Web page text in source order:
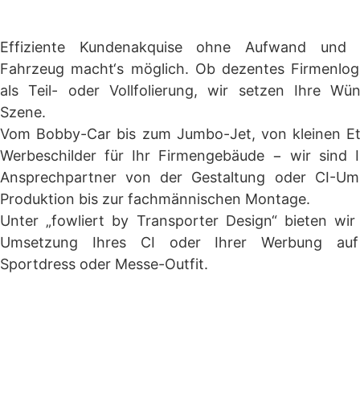
Effiziente Kundenakquise ohne Aufwand und
Fahrzeug macht‘s möglich. Ob dezentes
als Teil- oder Vollfolierung, wir setzen Ihre
Szene.
Vom Bobby-Car bis zum Jumbo-Jet, von kleinen
Werbeschilder für Ihr Firmengebäude − wir sind
Ansprechpartner von der Gestaltung oder CI-
Produktion bis zur fachmännischen Montage.
Unter „fowliert by Transporter Design“ bieten
Umsetzung Ihres CI oder Ihrer Werbung auf
Sportdress oder Messe-Outfit.